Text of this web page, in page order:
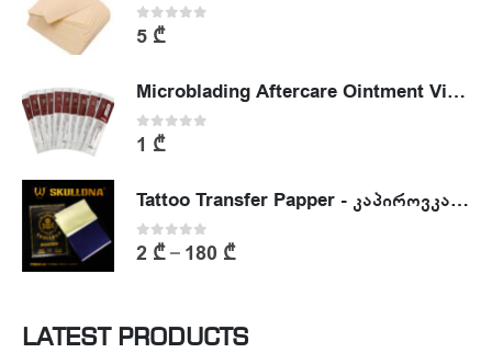
0out of 5
5 ₾
Microblading Aftercare Ointment Vitamin A&D
0 out of 5
1 ₾
Tattoo Transfer Papper - კაპიროვკა - ტატუს ესკიზის კოპირების ქაღალდი
0out of 5
2 ₾– 180 ₾
LATEST PRODUCTS